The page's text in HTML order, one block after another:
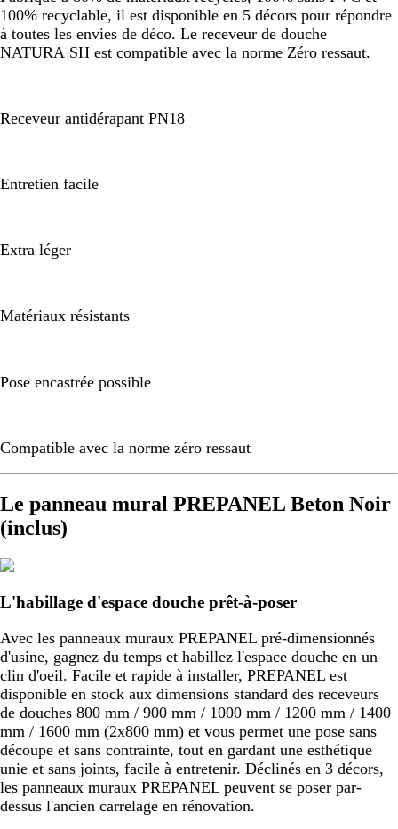
100% recyclable, il est disponible en 5 décors pour répondre
à toutes les envies de déco. Le receveur de douche
NATURA SH est compatible avec la norme Zéro ressaut.
Receveur antidérapant PN18
Entretien facile
Extra léger
Matériaux résistants
Pose encastrée possible
Compatible avec la norme zéro ressaut
Le panneau mural PREPANEL Beton Noir
(inclus)
L'habillage d'espace douche prêt-à-poser
Avec les panneaux muraux PREPANEL pré-dimensionnés
d'usine, gagnez du temps et habillez l'espace douche en un
clin d'oeil. Facile et rapide à installer, PREPANEL est
disponible en stock aux dimensions standard des receveurs
de douches 800 mm / 900 mm / 1000 mm / 1200 mm / 1400
mm / 1600 mm (2x800 mm) et vous permet une pose sans
découpe et sans contrainte, tout en gardant une esthétique
unie et sans joints, facile à entretenir. Déclinés en 3 décors,
les panneaux muraux PREPANEL peuvent se poser par-
dessus l'ancien carrelage en rénovation.